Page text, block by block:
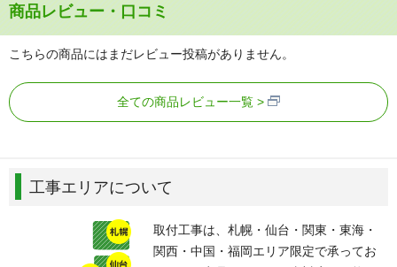
商品レビュー・口コミ
こちらの商品にはまだレビュー投稿がありません。
全ての商品レビュー一覧
工事エリアについて
取付工事は、札幌・仙台・関東・東海・
関西・中国・福岡エリア限定で承ってお